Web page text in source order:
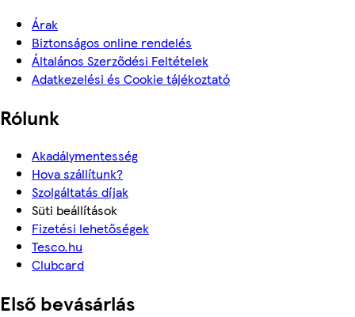
Árak
Biztonságos online rendelés
Általános Szerződési Feltételek
Adatkezelési és Cookie tájékoztató
Rólunk
Akadálymentesség
Hova szállítunk?
Szolgáltatás díjak
Süti beállítások
Fizetési lehetőségek
Tesco.hu
Clubcard
Első bevásárlás